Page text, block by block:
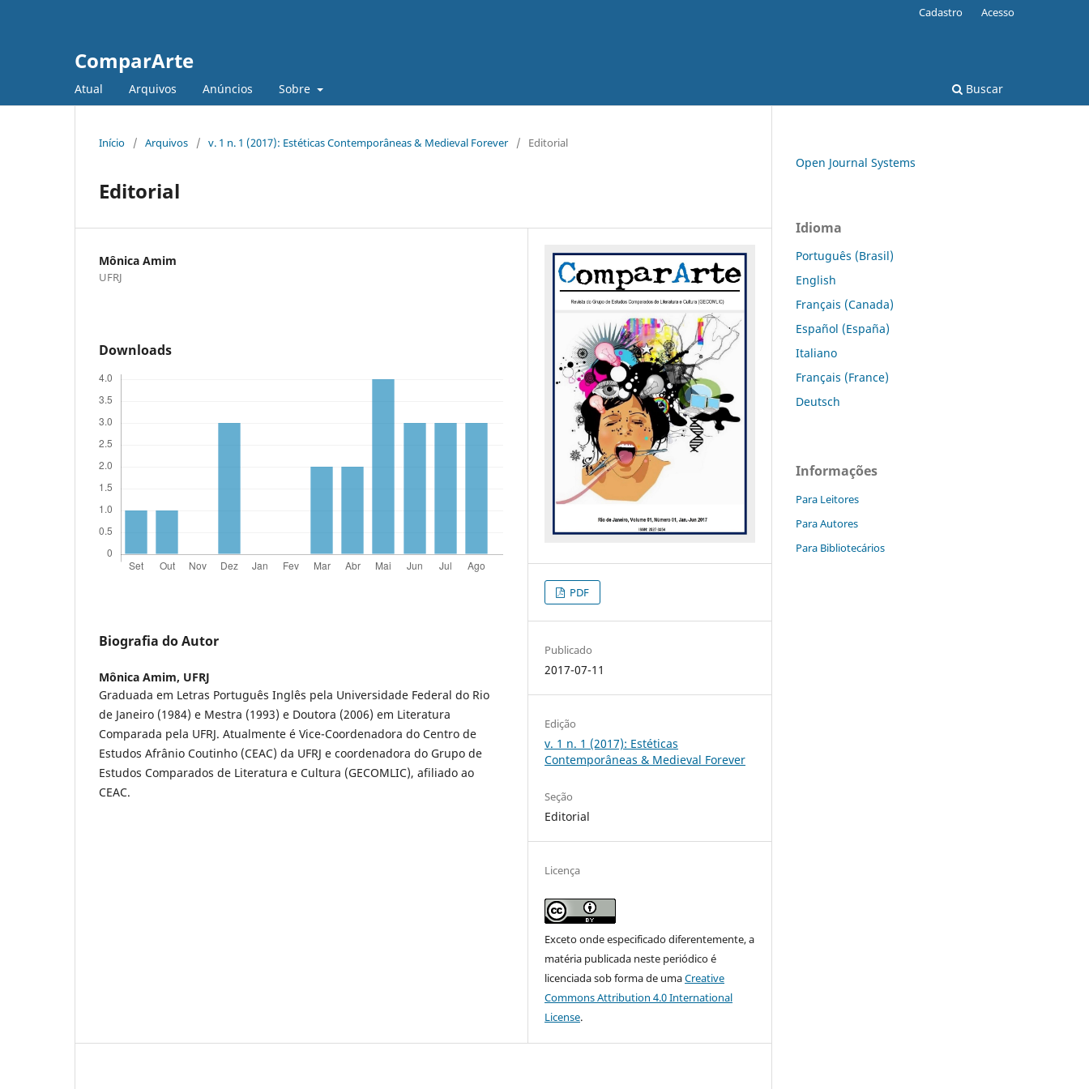
ComparArte
Atual Arquivos Anúncios Sobre Buscar
Cadastro Acesso
Início / Arquivos / v. 1 n. 1 (2017): Estéticas Contemporâneas & Medieval Forever / Editorial
Editorial
Mônica Amim
UFRJ
Downloads
Biografia do Autor
Mônica Amim, UFRJ
Graduada em Letras Português Inglês pela Universidade Federal do Rio
de Janeiro (1984) e Mestra (1993) e Doutora (2006) em Literatura
Comparada pela UFRJ. Atualmente é Vice-Coordenadora do Centro de
Estudos Afrânio Coutinho (CEAC) da UFRJ e coordenadora do Grupo de
Estudos Comparados de Literatura e Cultura (GECOMLIC), afiliado ao
CEAC.
PDF
Publicado
2017-07-11
Edição
v. 1 n. 1 (2017): Estéticas
Contemporâneas & Medieval Forever
Seção
Editorial
Licença
Exceto onde especificado diferentemente, a
matéria publicada neste periódico é
licenciada sob forma de umaCreative
Commons Attribution 4.0 International
License.
Open Journal Systems
Idioma
Português (Brasil)
English
Français (Canada)
Español (España)
Italiano
Français (France)
Deutsch
Informações
Para Leitores
Para Autores
Para Bibliotecários